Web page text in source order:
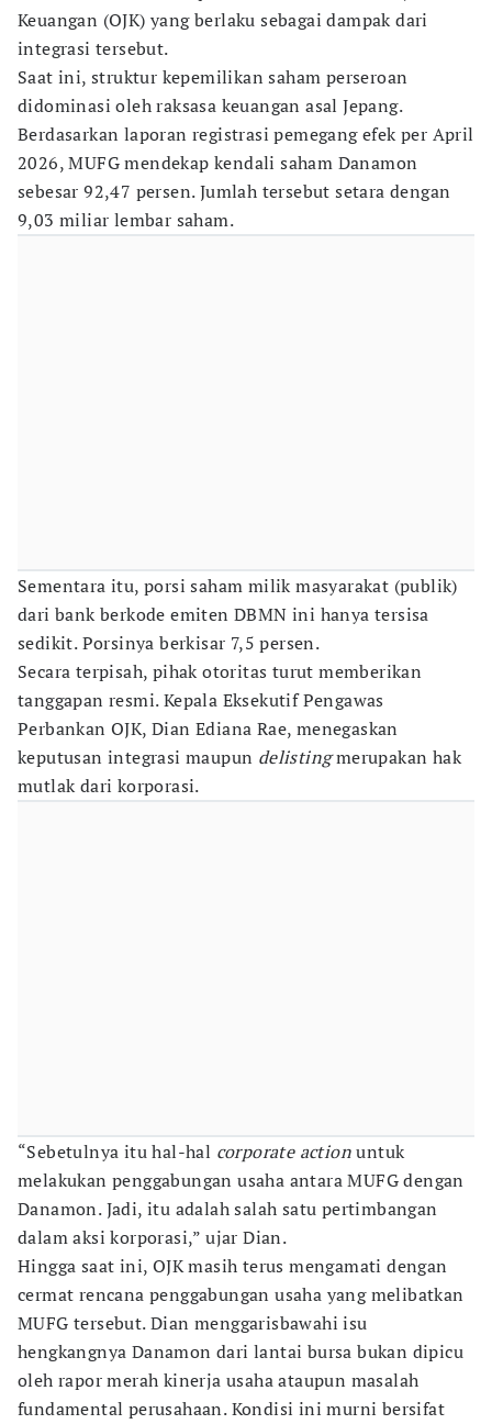
Keuangan (OJK) yang berlaku sebagai dampak dari
integrasi tersebut.
Saat ini, struktur kepemilikan saham perseroan
didominasi oleh raksasa keuangan asal Jepang.
Berdasarkan laporan registrasi pemegang efek per April
2026, MUFG mendekap kendali saham Danamon
sebesar 92,47 persen. Jumlah tersebut setara dengan
9,03 miliar lembar saham.
Sementara itu, porsi saham milik masyarakat (publik)
dari bank berkode emiten DBMN ini hanya tersisa
sedikit. Porsinya berkisar 7,5 persen.
Secara terpisah, pihak otoritas turut memberikan
tanggapan resmi. Kepala Eksekutif Pengawas
Perbankan OJK, Dian Ediana Rae, menegaskan
keputusan integrasi maupun delistingmerupakan hak
mutlak dari korporasi.
“Sebetulnya itu hal-hal corporate actionuntuk
melakukan penggabungan usaha antara MUFG dengan
Danamon. Jadi, itu adalah salah satu pertimbangan
dalam aksi korporasi,” ujar Dian.
Hingga saat ini, OJK masih terus mengamati dengan
cermat rencana penggabungan usaha yang melibatkan
MUFG tersebut. Dian menggarisbawahi isu
hengkangnya Danamon dari lantai bursa bukan dipicu
oleh rapor merah kinerja usaha ataupun masalah
fundamental perusahaan. Kondisi ini murni bersifat